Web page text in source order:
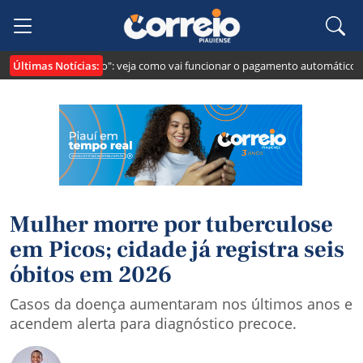
Últimas Notícias:
cria o "Pix Pensão": veja como vai funcionar o pagamento automático da
Mulher morre por tuberculose
em Picos; cidade já registra seis
óbitos em 2026
Casos da doença aumentaram nos últimos anos e
acendem alerta para diagnóstico precoce.